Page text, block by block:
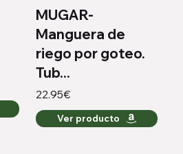
MUGAR-
Manguera de
riego por goteo.
Tub...
22.95€
Ver producto